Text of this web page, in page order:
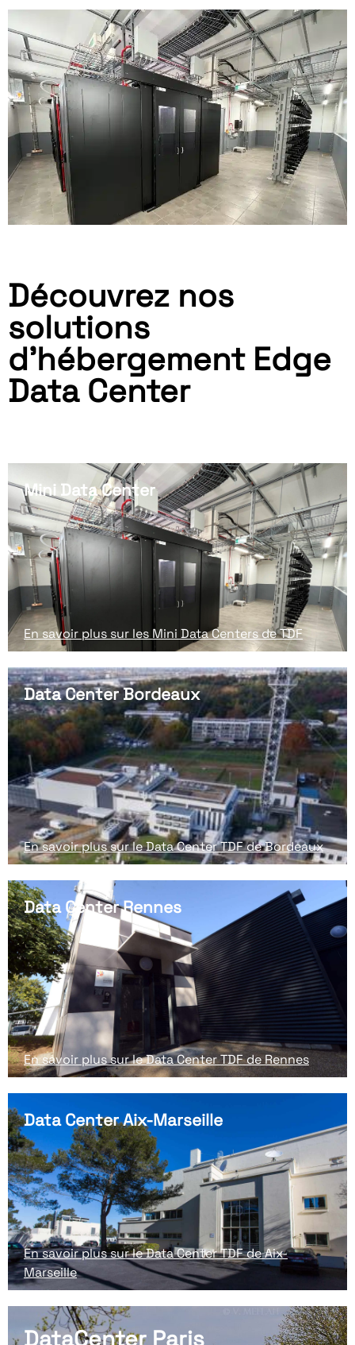
Découvrez nos
solutions
d'hébergement Edge
Data Center
Mini Data Center
En savoir plus sur les Mini Data Centers de TDF
Data Center Bordeaux
En savoir plus sur le Data Center TDF de Bordeaux
Data Center Rennes
En savoir plus sur le Data Center TDF de Rennes
Data Center Aix-Marseille
En savoir plus sur le Data Center TDF de Aix-
Marseille
DataCenter Paris